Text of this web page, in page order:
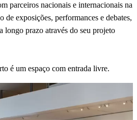
parceiros nacionais e internacionais na
de exposições, performances e debates,
longo prazo através do seu projeto
é um espaço com entrada livre.